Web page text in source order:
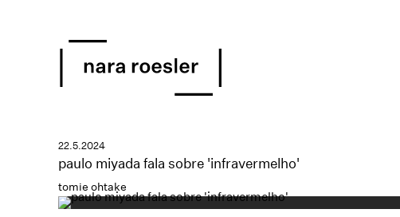
22.5.2024
paulo miyada fala sobre 'infravermelho'
tomie ohtake